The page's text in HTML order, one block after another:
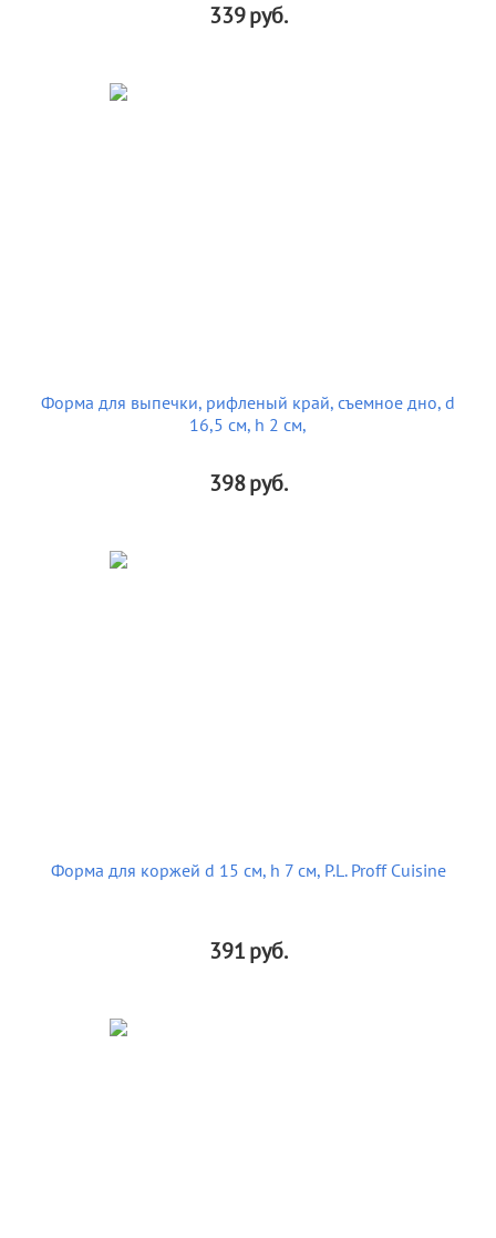
339руб.
Форма для выпечки, рифленый край, съемное дно, d
16,5 см, h 2 см,
398руб.
Форма для коржей d 15 см, h 7 см, P.L. Proff Cuisine
391руб.